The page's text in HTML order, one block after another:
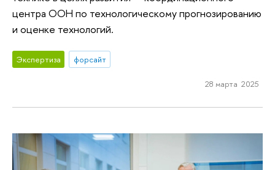
центра ООН по технологическому прогнозированию
и оценке технологий.
Экспертиза форсайт
28 марта 2025